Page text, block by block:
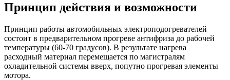
Принцип действия и возможности
Принцип работы автомобильных электроподогревателей
состоит в предварительном прогреве антифриза до рабочей
температуры (60-70 градусов). В результате нагрева
расходный материал перемещается по магистралям
охладительной системы вверх, попутно прогревая элементы
мотора.